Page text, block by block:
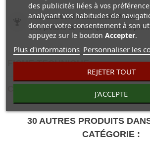
MEILLEURS PRIX GARANTIS
Des produits de haute qualité à des prix
FICHE TECHNIQUE
30 AUTRES PRODUITS
CATÉGORIE :
des publicités liées à vos
analysant vos habitudes de
donner votre consentement à son
appuyez sur le bouton Accepter.
Plus d'informations Personnaliser les
REJETER TOUT
J'ACCEPTE